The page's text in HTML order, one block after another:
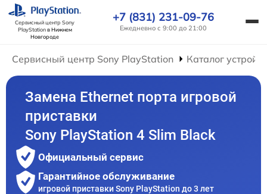
Сервисный центр Sony
PlayStationв Нижнем
Новгороде
+7 (831) 231-09-76
Ежедневно с 9:00 до 21:00
Сервисный центр Sony PlayStation Каталог
Замена Ethernet порта игровой
приставки
Sony PlayStation 4 Slim Black
Официальный сервис
Гарантийное обслуживание
игровой приставки Sony PlayStation до 3 лет